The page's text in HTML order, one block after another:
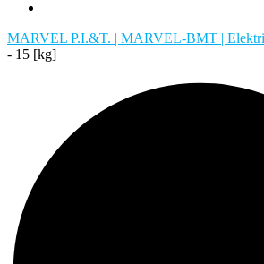
MARVEL P.I.&T. | MARVEL-BMT |
- 15 [kg]